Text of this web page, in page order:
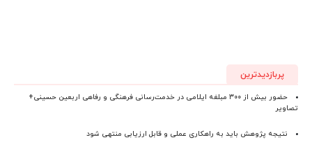
پربازدیدترین
حضور بیش از ۳۰۰ مبلغه ایلامی در خدمت‌رسانی فرهنگی و رفاهی اربعین حسینی+
تصاویر
نتیجه پژوهش باید به راهکاری عملی و قابل ارزیابی منتهی شود